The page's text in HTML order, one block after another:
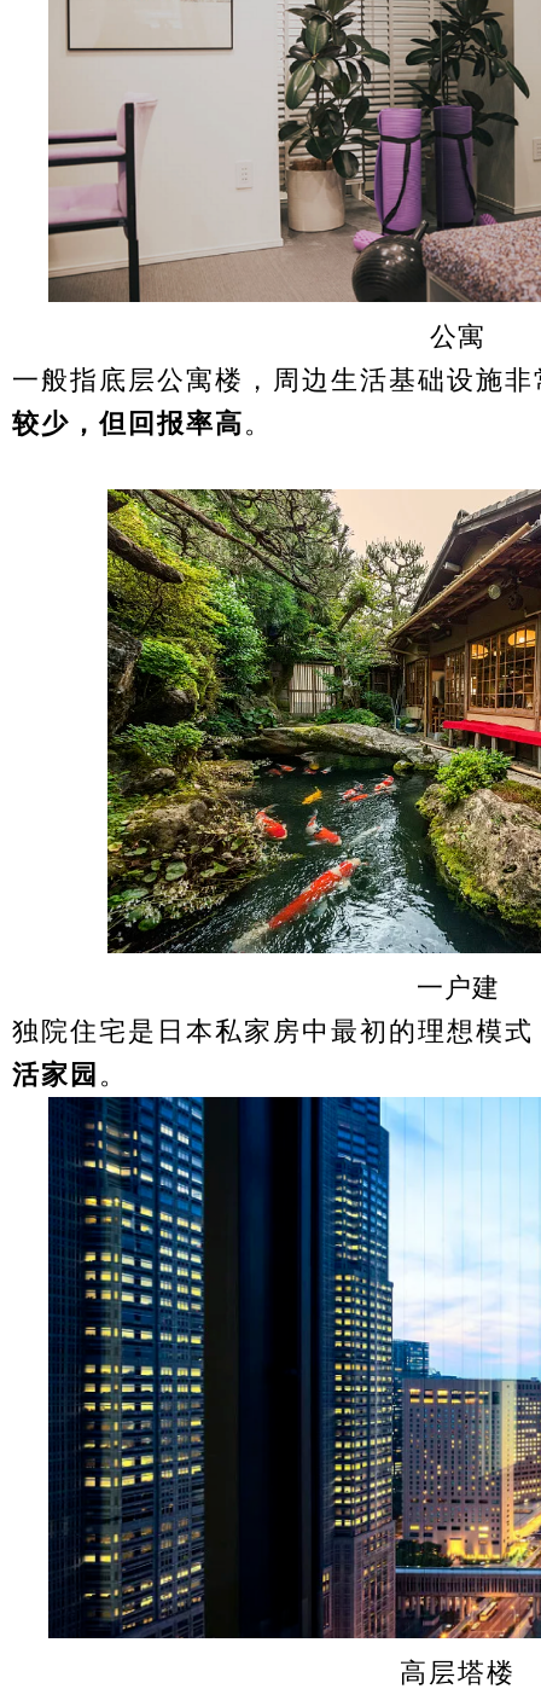
公寓
一般指底层公寓楼，周边生活基础设施
较少，但回报率高。
一户建
独院住宅是日本私家房中最初的理想模式
活家园 。
高层塔楼